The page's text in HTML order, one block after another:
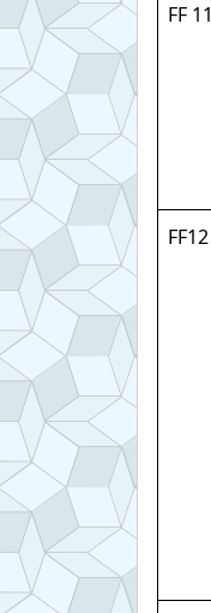
FF 11
FF12